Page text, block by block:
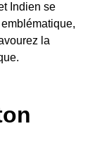
Indien se
la